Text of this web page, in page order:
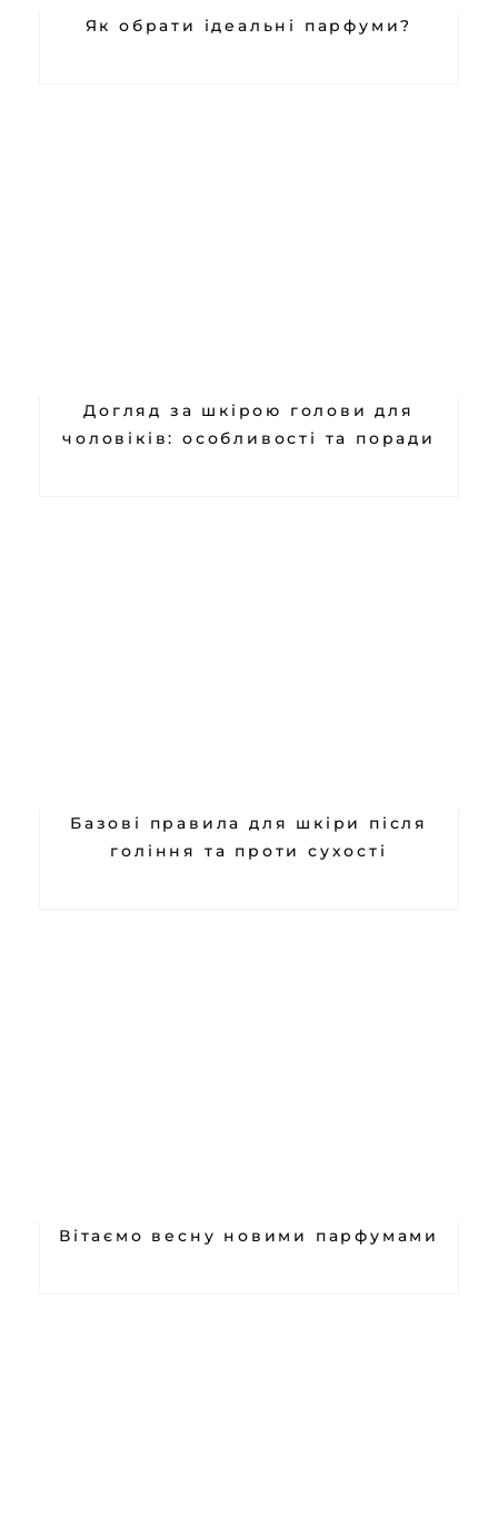
Як обрати ідеальні парфуми?
Догляд за шкірою голови для
чоловіків: особливості та поради
Базові правила для шкіри після
гоління та проти сухості
Вітаємо весну новими парфумами